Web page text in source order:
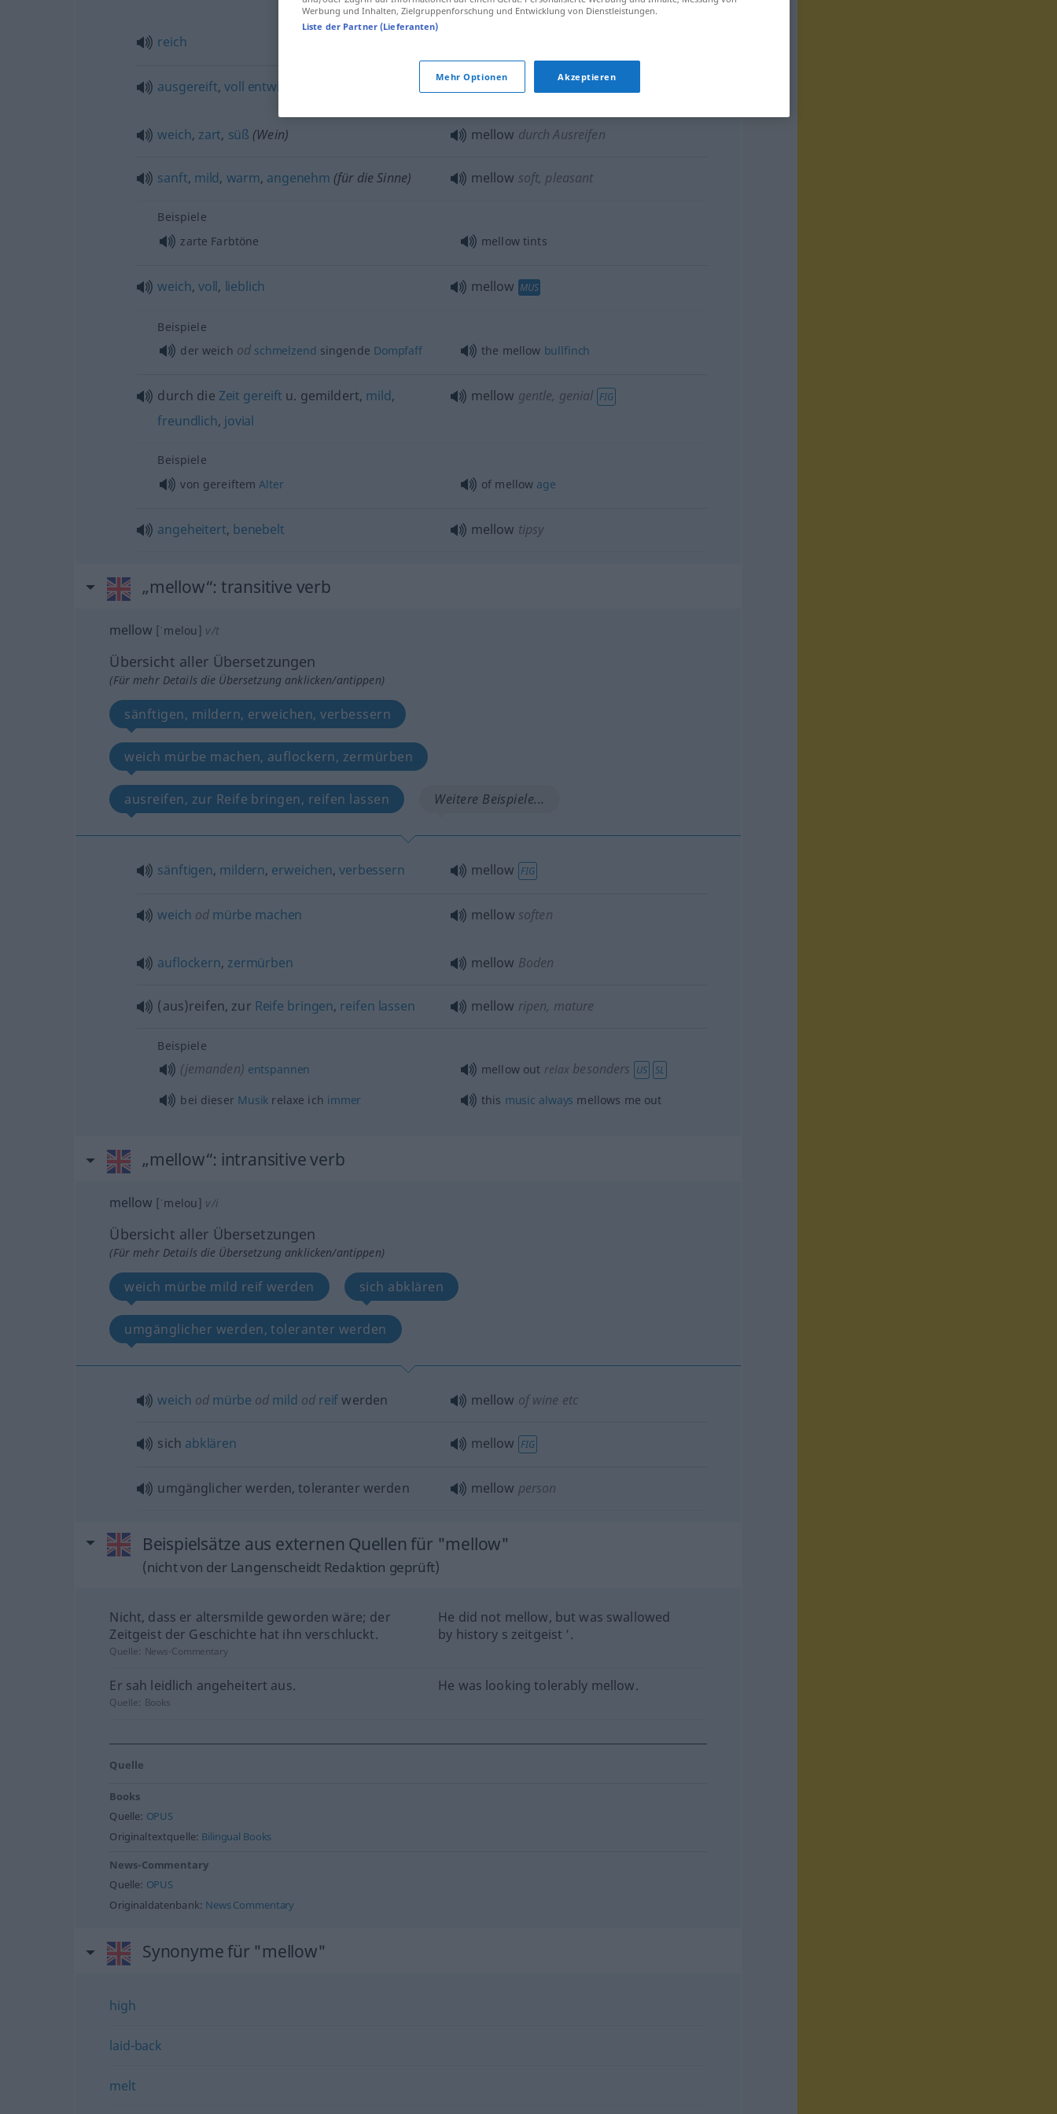
reich
ausgereift,voll entwickelt mellow fully mature
weich, zart, süß (Wein) mellow durch Ausreifen
sanft, mild, warm, angenehm (für die Sinne) mellow soft, pleasant
Beispiele
zarte Farbtöne
mellow tints
weich, voll, lieblich mellow MUS
Beispiele
der weich od schmelzend singende Dompfaff the mellow bullfinch
durch die Zeit gereift u. gemildert, mild,
freundlich, jovial
mellow gentle, genial FIG
Beispiele
von gereiftem Alter of mellow age
angeheitert, benebelt mellow tipsy
„mellow“: transitive verb
mellow [ˈmelou] v/t
Übersicht aller Übersetzungen
(Für mehr Details die Übersetzung anklicken/antippen)
sänftigen, mildern, erweichen, verbessern
weich mürbe machen, auflockern, zermürben
ausreifen, zur Reife bringen, reifen lassen Weitere Beispiele...
sänftigen, mildern, erweichen,verbessern mellow FIG
weich od mürbe machen mellow soften
auflockern, zermürben mellow Boden
(aus)reifen, zur Reife bringen, reifen lassen mellow ripen, mature
Beispiele
(jemanden) entspannen mellow out relax besonders US SL
bei dieser Musik relaxe ich immer this music always mellows me out
„mellow“: intransitive verb
mellow [ˈmelou] v/i
Übersicht aller Übersetzungen
(Für mehr Details die Übersetzung anklicken/antippen)
weich mürbe mild reif werden sich abklären
umgänglicher werden, toleranter werden
weich od mürbe od mild od reifwerden mellow of wine etc
sich abklären mellow FIG
umgänglicher werden, toleranter werden mellow person
Beispielsätze aus externen Quellen für "mellow"
(nicht von der Langenscheidt Redaktion geprüft)
Nicht, dass er altersmilde geworden wäre; der
Zeitgeist der Geschichte hat ihn verschluckt.
He did not mellow, but was swallowed
by history s zeitgeist ’.
Quelle: News-Commentary
Er sah leidlich angeheitert aus. He was looking tolerably mellow.
Quelle: Books
Quelle
Books
Quelle: OPUS
Originaltextquelle: Bilingual Books
News-Commentary
Quelle: OPUS
Originaldatenbank: News Commentary
Synonyme für "mellow"
high
laid-back
melt
Werbung und Inhalten, Zielgruppenforschung und Entwicklung von Dienstleistungen.
Liste der Partner (Lieferanten)
Mehr Optionen Akzeptieren